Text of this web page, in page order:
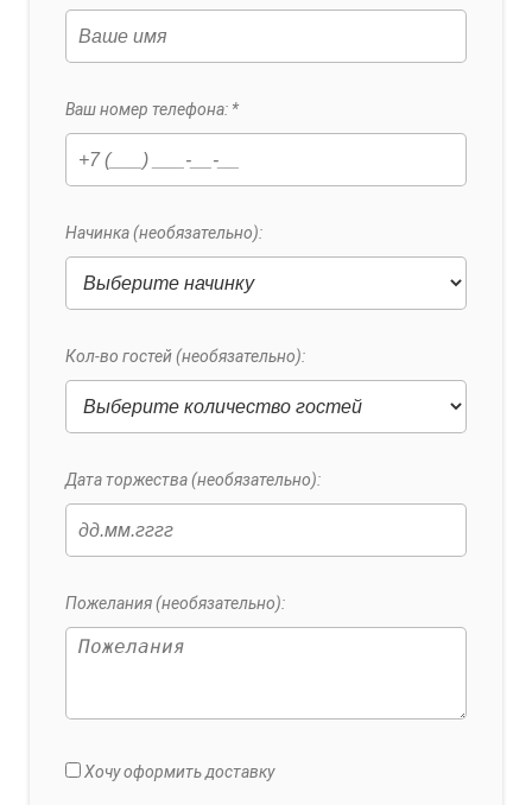
Ваш номер телефона: *
Начинка (необязательно):
Кол-во гостей (необязательно):
Дата торжества (необязательно):
Пожелания (необязательно):
Хочу оформить доставку